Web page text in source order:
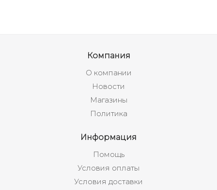
Компания
О компании
Новости
Магазины
Политика
Информация
Помощь
Условия оплаты
Условия доставки